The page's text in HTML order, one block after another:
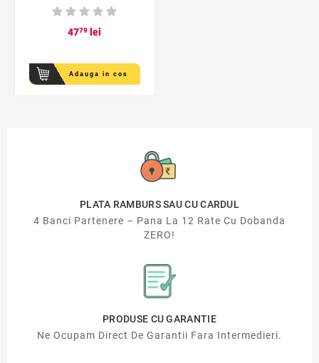
4779 lei
Adauga in cos
PLATA RAMBURS SAU CU CARDUL
4 Banci Partenere – Pana La 12 Rate Cu Dobanda
ZERO!
PRODUSE CU GARANTIE
Ne Ocupam Direct De Garantii Fara Intermedieri.